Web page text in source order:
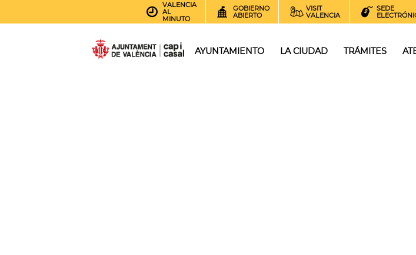
VALENCIA
AL
MINUTO
GOBIERNO
ABIERTO
VISIT
VALENCIA
SEDE
AYUNTAMIENTO LA CIUDAD TRÁMITES